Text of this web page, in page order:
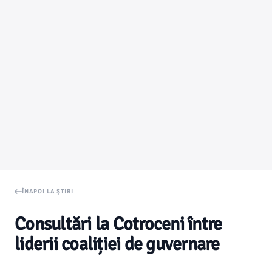
ÎNAPOI LA ȘTIRI
Consultări la Cotroceni între
liderii coaliției de guvernare